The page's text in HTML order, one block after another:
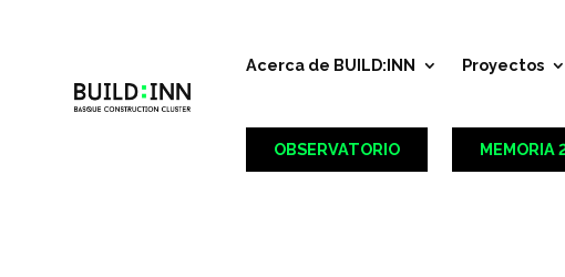
Acerca de BUILD:INN Proyectos
OBSERVATORIO MEMORIA